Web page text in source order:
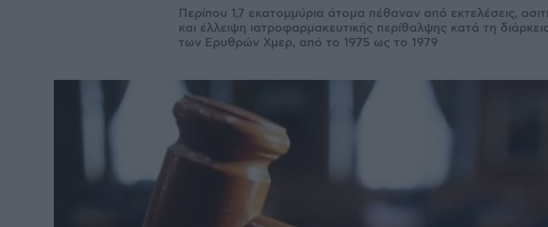
Περίπου 1,7 εκατομμύρια άτομα πέθαναν από εκτελέσεις,
και έλλειψη ιατροφαρμακευτικής περίθαλψης κατά τη
των Ερυθρών Χμερ, από το 1975 ως το 1979